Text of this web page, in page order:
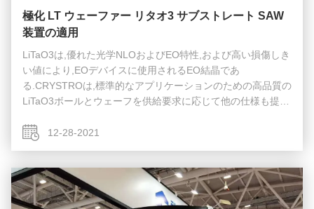
極化 LT ウェーファー リタオ3 サブストレート SAW
装置の適用
LiTaO3は,優れた光学NLOおよびEO特性,および高い損傷しき
い値により,EOデバイスに使用されるEO結晶であ
る.CRYSTROは,標準的なアプリケーションのための高品質の
LiTaO3ボールとウェーフを供給要求に応じて他の仕様も提供
99.99%以上の純度でLiTaO3 (リチウムタンタラート) をドー
12-28-2021